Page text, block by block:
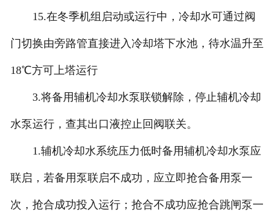
15.在冬季机组启动或运行中，冷却水可通过阀
门切换由旁路管直接进入冷却塔下水池，待水温升至
18℃方可上塔运行
3.将备用辅机冷却水泵联锁解除，停止辅机冷却
水泵运行，查其出口液控止回阀联关。
1.辅机冷却水系统压力低时备用辅机冷却水泵应
联启，若备用泵联启不成功，应立即抢合备用泵一
次，抢合成功投入运行；抢合不成功应抢合跳闸泵一